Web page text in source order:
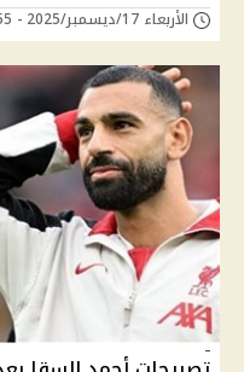
الأربعاء 17/ديسمبر/2025 - 08:55 م